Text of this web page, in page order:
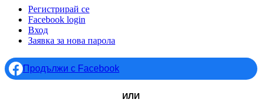
Primary tabs
Регистрирай се
Facebook login
Вход
Заявка за нова парола
Продължи с Facebook
ИЛИ